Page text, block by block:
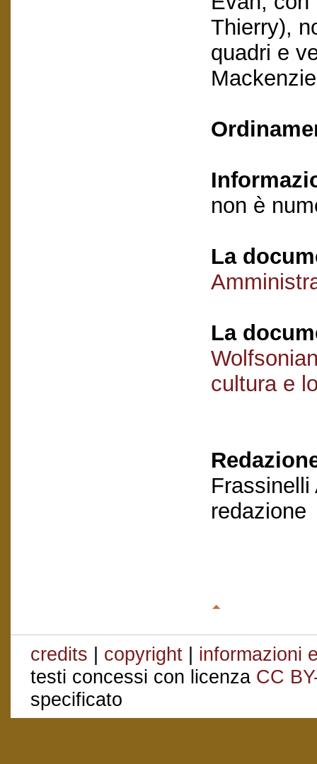
Thierry),
quadri e
non è
La
La
cultura e
redazione
credits | copyright | informazioni
testi concessi con licenza CC
specificato